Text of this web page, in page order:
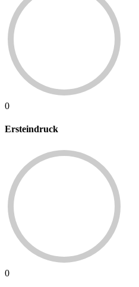
0
Ersteindruck
0